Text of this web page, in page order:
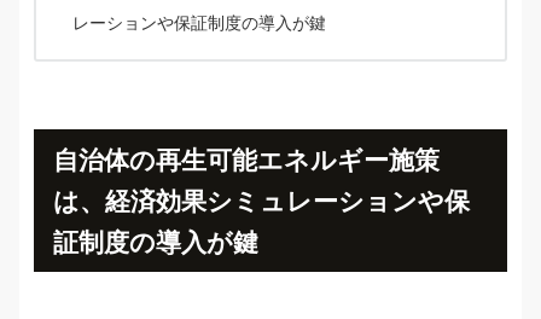
レーションや保証制度の導入が鍵
自治体の再生可能エネルギー施策
は、経済効果シミュレーションや保
証制度の導入が鍵